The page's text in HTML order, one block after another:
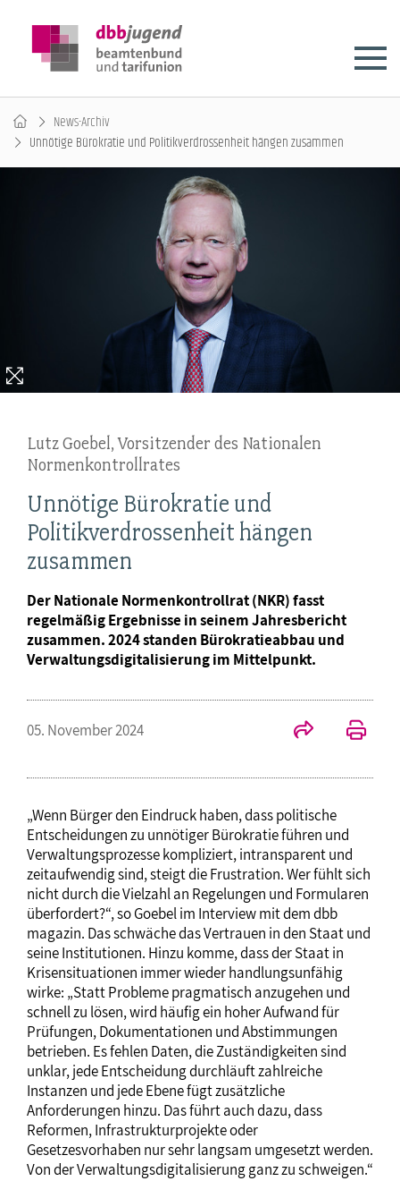
News-Archiv
Unnötige Bürokratie und Politikverdrossenheit hängen zusammen
Lutz Goebel, Vorsitzender des Nationalen
Normenkontrollrates
Unnötige Bürokratie und
Politikverdrossenheit hängen
zusammen
Der Nationale Normenkontrollrat (NKR) fasst
regelmäßig Ergebnisse in seinem Jahresbericht
zusammen. 2024 standen Bürokratieabbau und
Verwaltungsdigitalisierung im Mittelpunkt.
05. November 2024
„Wenn Bürger den Eindruck haben, dass politische
Entscheidungen zu unnötiger Bürokratie führen und
Verwaltungsprozesse kompliziert, intransparent und
zeitaufwendig sind, steigt die Frustration. Wer fühlt sich
nicht durch die Vielzahl an Regelungen und Formularen
überfordert?“, so Goebel im Interview mit dem dbb
magazin. Das schwäche das Vertrauen in den Staat und
seine Institutionen. Hinzu komme, dass der Staat in
Krisensituationen immer wieder handlungsunfähig
wirke: „Statt Probleme pragmatisch anzugehen und
schnell zu lösen, wird häufig ein hoher Aufwand für
Prüfungen, Dokumentationen und Abstimmungen
betrieben. Es fehlen Daten, die Zuständigkeiten sind
unklar, jede Entscheidung durchläuft zahlreiche
Instanzen und jede Ebene fügt zusätzliche
Anforderungen hinzu. Das führt auch dazu, dass
Reformen, Infrastrukturprojekte oder
Gesetzesvorhaben nur sehr langsam umgesetzt werden.
Von der Verwaltungsdigitalisierung ganz zu schweigen.“